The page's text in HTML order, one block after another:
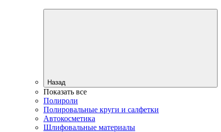
Назад
Показать все
Полироли
Полировальные круги и салфетки
Автокосметика
Шлифовальные материалы